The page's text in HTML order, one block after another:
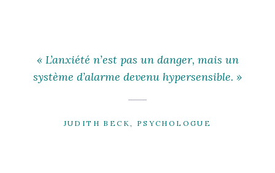
« L’anxiété n’est pas un danger, mais un
système d’alarme devenu hypersensible. »
JUDITH BECK, PSYCHOLOGUE